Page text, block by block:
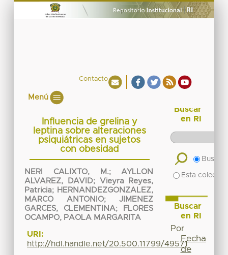
Contacto
Menú
Influencia de grelina y
leptina sobre alteraciones
psiquiátricas en sujetos
con obesidad
NERI CALIXTO, M.;AYLLON
ALVAREZ, DAVID; Vieyra Reyes,
Patricia; HERNANDEZGONZALEZ,
MARCO ANTONIO;JIMENEZ
GARCES, CLEMENTINA;
FLORES
OCAMPO, PAOLA MARGARITA
URI:
http://hdl.handle.net/20.500.11799/49571
Buscar
en RI
Buscar
Esta
Buscar
en RI
Por
Fecha
de